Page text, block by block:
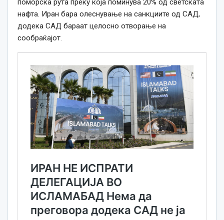
поморска рута преку која поминува 20% од светската
нафта. Иран бара олеснување на санкциите од САД,
додека САД бараат целосно отворање на
сообраќајот.